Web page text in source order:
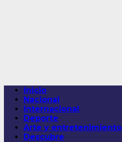
Menú
principal
Inicio
Nacional
Internacional
Deporte
Arte y entretenimiento
Descubre